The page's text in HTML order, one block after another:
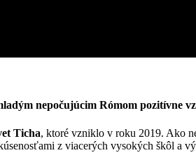
nepočujúcim Rómom pozitívne
Ticha, ktoré vzniklo v roku 2019. Ako
z viacerých vysokých škôl a